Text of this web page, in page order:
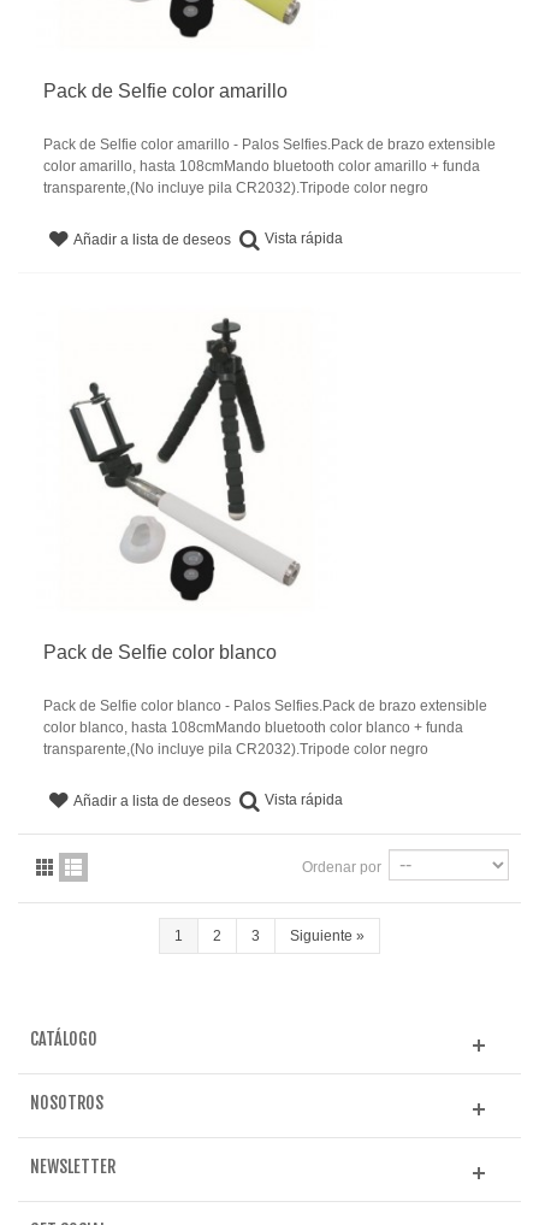
Pack de Selfie color amarillo
Pack de Selfie color amarillo - Palos Selfies.Pack de brazo extensible
color amarillo, hasta 108cmMando bluetooth color amarillo + funda
transparente,(No incluye pila CR2032).Tripode color negro
Añadir a lista de deseos Vista rápida
Pack de Selfie color blanco
Pack de Selfie color blanco - Palos Selfies.Pack de brazo extensible
color blanco, hasta 108cmMando bluetooth color blanco + funda
transparente,(No incluye pila CR2032).Tripode color negro
Añadir a lista de deseos Vista rápida
Ordenar por
1 2 3 Siguiente »
CATÁLOGO
NOSOTROS
NEWSLETTER